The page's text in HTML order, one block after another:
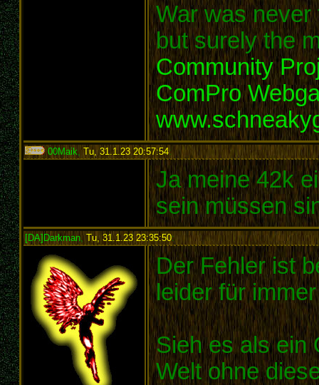
War was never
but surely the
Community
ComPro
00Maik,Tu, 31.1.23 20:57:54:
Ja meine 42k
sein müssen
[DA]Darkman, Tu, 31.1.23 23:35:50:
Der Fehler ist
leider für
Sieh es als ein
Welt ohne